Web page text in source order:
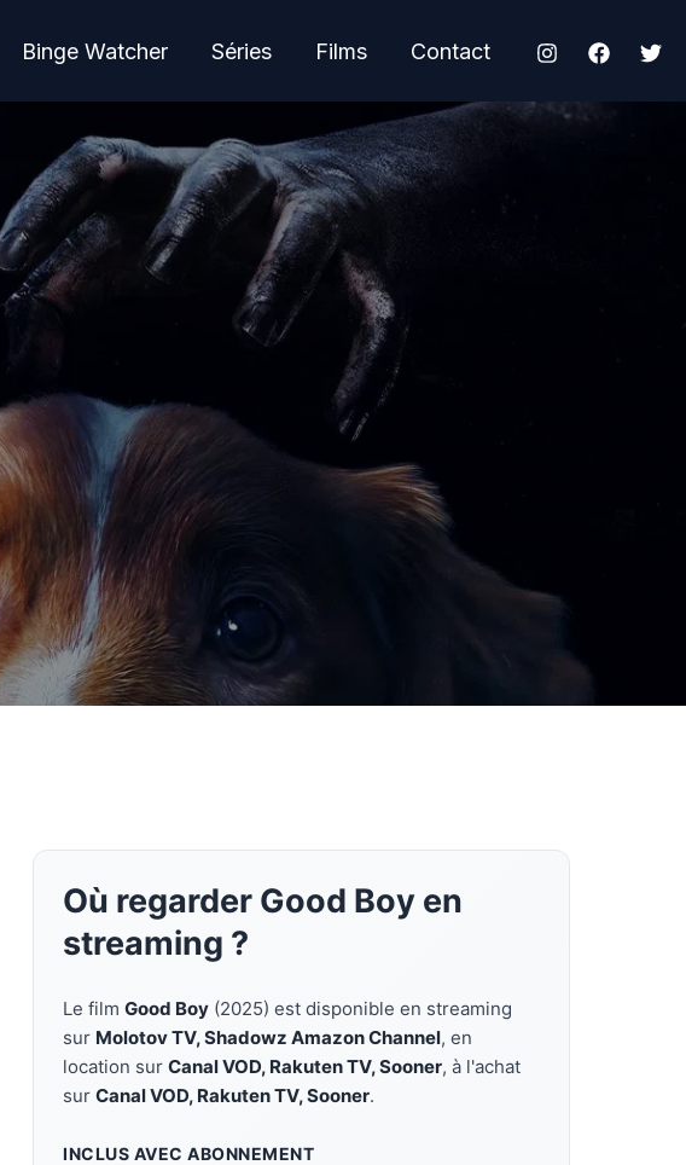
Binge Watcher Séries Films Contact
Où regarder Good Boy en
streaming ?
Le filmGood Boy (2025) est disponible en streaming
sur Molotov TV, Shadowz Amazon Channel, en
location surCanal VOD, Rakuten TV, Sooner, à l'achat
surCanal VOD, Rakuten TV, Sooner.
INCLUS AVEC ABONNEMENT